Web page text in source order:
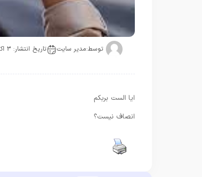
توسط:مدیر سایت تاریخ انتشار: 3 اکتبر
ایا الست بربکم
انصاف نیست؟